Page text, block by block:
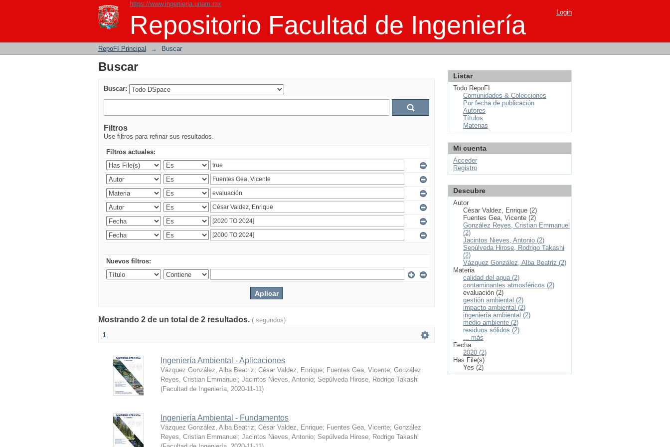
https://www.ingenieria.unam.mx
Repositorio Facultad de Ingeniería
Buscar Login
RepoFI Principal → Buscar
Buscar
Buscar:
Filtros
Use filtros para refinar sus resultados.
Filtros actuales:
Nuevos filtros:
Mostrando 2 de un total de 2 resultados. ( segundos)
1
Ingeniería Ambiental - Aplicaciones
Vázquez González, Alba Beatriz; César Valdez, Enrique; Fuentes Gea, Vicente; González
Reyes, Cristian Emmanuel ; Jacintos Nieves, Antonio; Sepúlveda Hirose, Rodrigo Takashi
(Facultad de Ingeniería, 2020-11-11)
Ingeniería Ambiental - Fundamentos
Vázquez González, Alba Beatriz; César Valdez, Enrique; Fuentes Gea, Vicente; González
Reyes, Cristian Emmanuel ; Jacintos Nieves, Antonio; Sepúlveda Hirose, Rodrigo Takashi
Listar
Todo RepoFI
Comunidades & Colecciones
Por fecha de publicación
Autores
Títulos
Materias
Mi cuenta
Acceder
Registro
Descubre
Autor
César Valdez, Enrique (2)
Fuentes Gea, Vicente (2)
González Reyes, Cristian Emmanuel
(2)
Jacintos Nieves, Antonio (2)
Sepúlveda Hirose, Rodrigo Takashi
(2)
Vázquez González, Alba Beatriz (2)
Materia
calidad del agua (2)
contaminantes atmosféricos (2)
evaluación (2)
gestión ambiental (2)
impacto ambiental (2)
ingeniería ambiental (2)
medio ambiente (2)
residuos sólidos (2)
... más
Fecha
2020 (2)
Has File(s)
Yes (2)